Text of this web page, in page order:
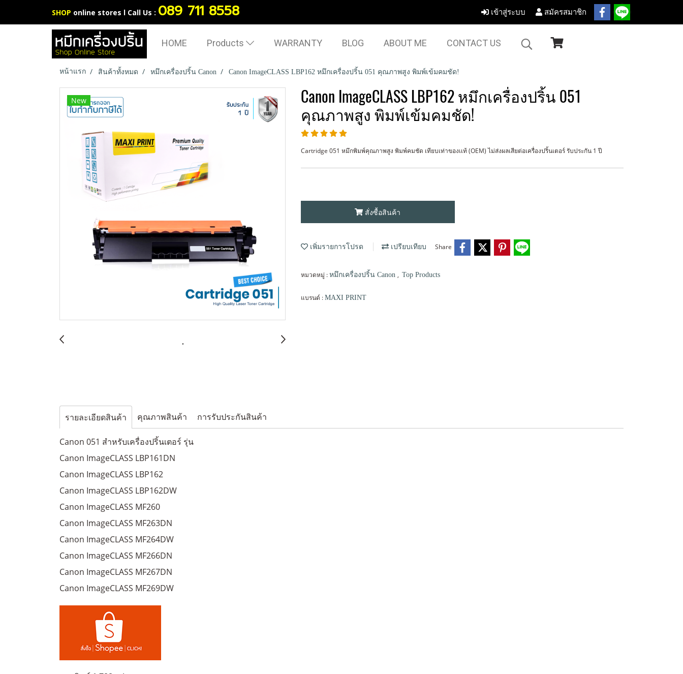
SHOP online stores l Call Us : 089 711 8558 เข้าสู่ระบบ สมัครสมาชิก
HOME Products WARRANTY BLOG ABOUT ME CONTACT US
หน้าแรก สินค้าทั้งหมด หมึกเครื่องปริ้น Canon Canon ImageCLASS LBP162 หมึกเครื่องปริ้น 051 คุณภาพสูง พิมพ์เข้มคมชัด!
New
Canon ImageCLASS LBP162 หมึกเครื่องปริ้น 051
คุณภาพสูง พิมพ์เข้มคมชัด!
Cartridge 051 หมึกพิมพ์คุณภาพสูง พิมพ์คมชัด เทียบเท่าของเเท้ (OEM) ไม่ส่งผลเสียต่อเครื่องปริ้นเตอร์ รับประกัน 1 ปี
สั่งซื้อสินค้า
เพิ่มรายการโปรด เปรียบเทียบ Share
หมวดหมู่ : หมึกเครื่องปริ้น Canon , Top Products
แบรนด์ : MAXI PRINT
รายละเอียดสินค้า คุณภาพสินค้า การรับประกันสินค้า
Canon 051 สำหรับเครื่องปริ้นเตอร์ รุ่น
Canon ImageCLASS LBP161DN
Canon ImageCLASS LBP162
Canon ImageCLASS LBP162DW
Canon ImageCLASS MF260
Canon ImageCLASS MF263DN
Canon ImageCLASS MF264DW
Canon ImageCLASS MF266DN
Canon ImageCLASS MF267DN
Canon ImageCLASS MF269DW